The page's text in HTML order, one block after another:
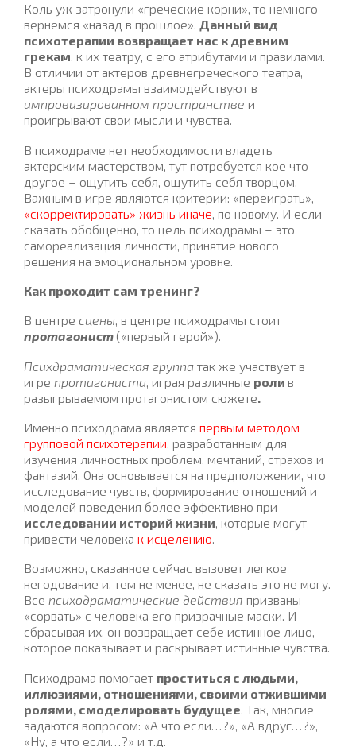
Коль уж затронули «греческие корни», то немного
вернемся «назад в прошлое». Данный вид
психотерапии возвращает нас к древним
грекам, к их театру, с его атрибутами и правилами.
В отличии от актеров древнегреческого театра,
актеры психодрамы взаимодействуют в
импровизированном пространстве и
проигрывают свои мысли и чувства.
В психодраме нет необходимости владеть
актерским мастерством, тут потребуется кое что
другое – ощутить себя, ощутить себя творцом.
Важным в игре являются критерии: «переиграть»,
«скорректировать» жизнь иначе , по новому. И если
сказать обобщенно, то цель психодрамы – это
самореализация личности, принятие нового
решения на эмоциональном уровне.
Как проходит сам тренинг?
В центре сцены, в центре психодрамы стоит
протагонист («первый герой»).
Психдраматическая группа так же участвует в
игре протагониста , играя различные роли в
разыгрываемом протагонистом сюжете
Именно психодрама является первым методом
групповой психотерапии, разработанным для
изучения личностных проблем, мечтаний, страхов и
фантазий. Она основывается на предположении, что
исследование чувств, формирование отношений и
моделей поведения более эффективно при
исследовании историй жизни, которые могут
привести человека к исцелению.
Возможно, сказанное сейчас вызовет легкое
негодование и, тем не менее, не сказать это не могу.
Все психодраматические действия призваны
«сорвать» с человека его призрачные маски. И
сбрасывая их, он возвращает себе истинное лицо,
которое показывает и раскрывает истинные чувства.
Психодрама помогает проститься с людьми,
иллюзиями, отношениями, своими отжившими
ролями, смоделировать будущее . Так, многие
задаются вопросом: «А что если…?», «А вдруг…?»,
«Ну, а что если…?» и т.д.